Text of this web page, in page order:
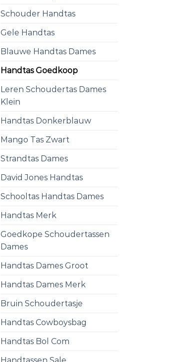
Schouder Handtas
Gele Handtas
Blauwe Handtas Dames
Handtas Goedkoop
Leren Schoudertas Dames
Klein
Handtas Donkerblauw
Mango Tas Zwart
Strandtas Dames
David Jones Handtas
Schooltas Handtas Dames
Handtas Merk
Goedkope Schoudertassen
Dames
Handtas Dames Groot
Handtas Dames Merk
Bruin Schoudertasje
Handtas Cowboysbag
Handtas Bol Com
Handtassen Sale